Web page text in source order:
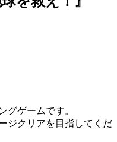
ゲームです。
ジクリアを目指してくだ